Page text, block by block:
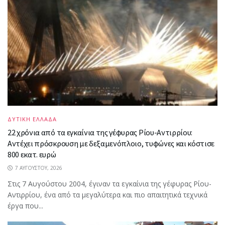
ΔΥΤΙΚΗ ΕΛΛΑΔΑ
22 χρόνια από τα εγκαίνια της γέφυρας Ρίου-Αντιρρίου:
Αντέχει πρόσκρουση με δεξαμενόπλοιο, τυφώνες και κόστισε
800 εκατ. ευρώ
7 ΑΥΓΟΎΣΤΟΥ, 2026
Στις 7 Αυγούστου 2004, έγιναν τα εγκαίνια της γέφυρας Ρίου-
Αντιρρίου, ένα από τα μεγαλύτερα και πιο απαιτητικά τεχνικά
έργα που...